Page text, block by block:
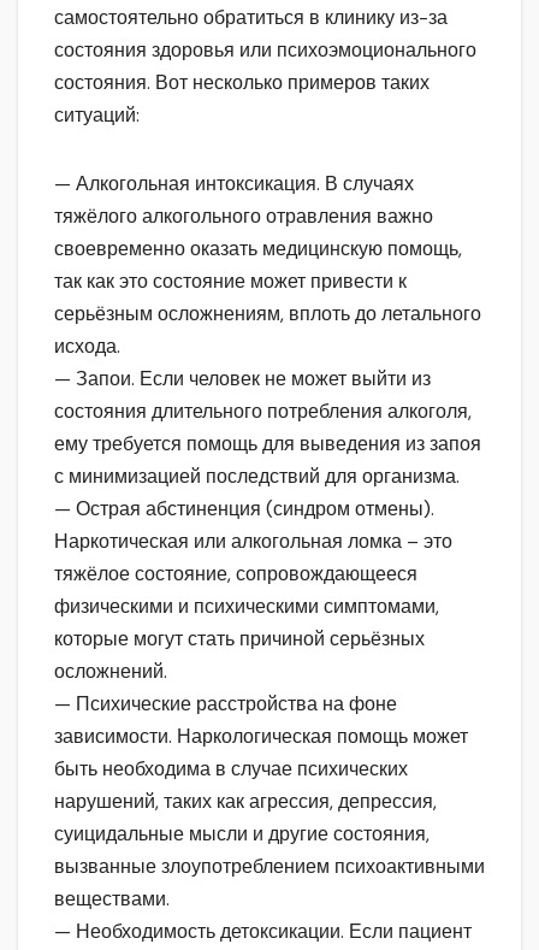
самостоятельно обратиться в клинику из-за
состояния здоровья или психоэмоционального
состояния. Вот несколько примеров таких
ситуаций:
— Алкогольная интоксикация. В случаях
тяжёлого алкогольного отравления важно
своевременно оказать медицинскую помощь,
так как это состояние может привести к
серьёзным осложнениям, вплоть до летального
исхода.
— Запои. Если человек не может выйти из
состояния длительного потребления алкоголя,
ему требуется помощь для выведения из запоя
с минимизацией последствий для организма.
— Острая абстиненция (синдром отмены).
Наркотическая или алкогольная ломка – это
тяжёлое состояние, сопровождающееся
физическими и психическими симптомами,
которые могут стать причиной серьёзных
осложнений.
— Психические расстройства на фоне
зависимости. Наркологическая помощь может
быть необходима в случае психических
нарушений, таких как агрессия, депрессия,
суицидальные мысли и другие состояния,
вызванные злоупотреблением психоактивными
веществами.
— Необходимость детоксикации. Если пациент